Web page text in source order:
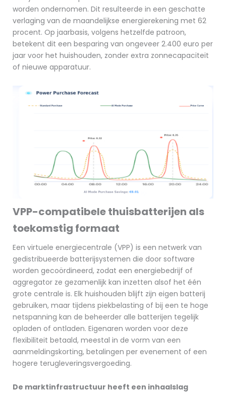
worden ondernomen. Dit resulteerde in een geschatte
verlaging van de maandelijkse energierekening met 62
procent. Op jaarbasis, volgens hetzelfde patroon,
betekent dit een besparing van ongeveer 2.400 euro per
jaar voor het huishouden, zonder extra zonnecapaciteit
of nieuwe apparatuur.
VPP-compatibele thuisbatterijen als
toekomstig formaat
Een virtuele energiecentrale (VPP) is een netwerk van
gedistribueerde batterijsystemen die door software
worden gecoördineerd, zodat een energiebedrijf of
aggregator ze gezamenlijk kan inzetten alsof het één
grote centrale is. Elk huishouden blijft zijn eigen batterij
gebruiken, maar tijdens piekbelasting of bij een te hoge
netspanning kan de beheerder alle batterijen tegelijk
opladen of ontladen. Eigenaren worden voor deze
flexibiliteit betaald, meestal in de vorm van een
aanmeldingskorting, betalingen per evenement of een
hogere terugleveringsvergoeding.
De marktinfrastructuur heeft een inhaalslag